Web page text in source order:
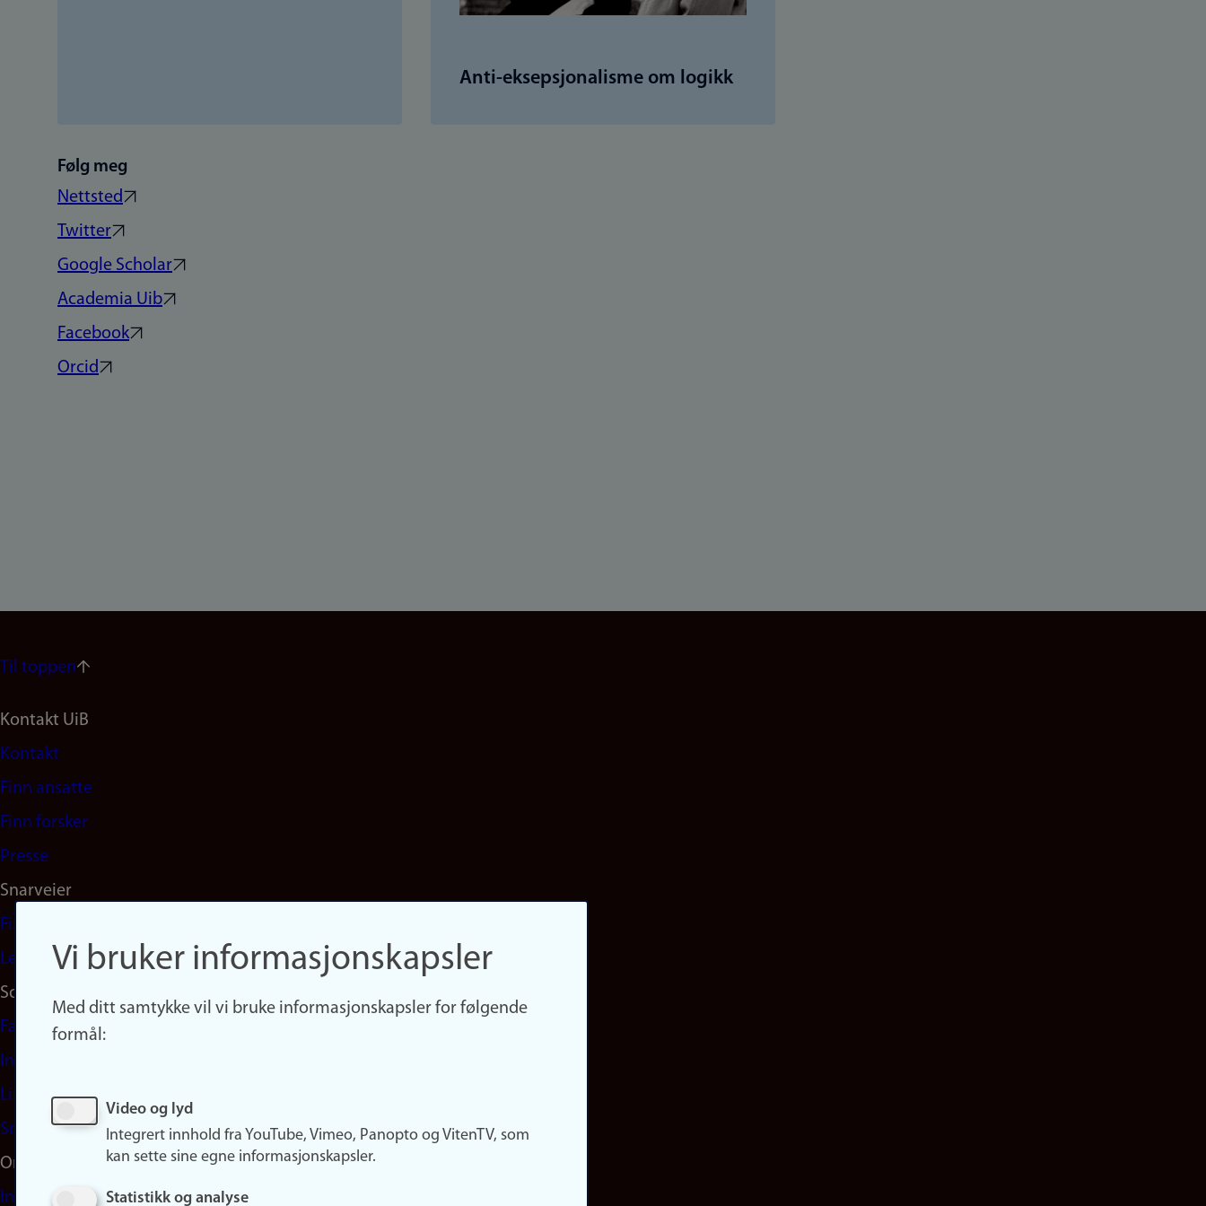
Anti-eksepsjonalisme om logikk
Følg meg
Nettsted
Twitter
Google Scholar
Academia Uib
Facebook
Orcid
Til toppen
Footer
navigation
(no)
Kontakt UiB
Kontakt
Finn ansatte
Finn forsker
Presse
Snarveier
Finn studier
Ledige stillinger
Sosiale medier
Facebook
Instagram
LinkedIn
Snapchat
Om nettstedet
Informasjonskapsler
Vi bruker informasjonskapsler
Med ditt samtykke vil vi bruke informasjonskapsler for følgende
formål:
Video og lyd
Integrert innhold fra YouTube, Vimeo, Panopto og VitenTV, som
kan sette sine egne informasjonskapsler.
Statistikk og analyse